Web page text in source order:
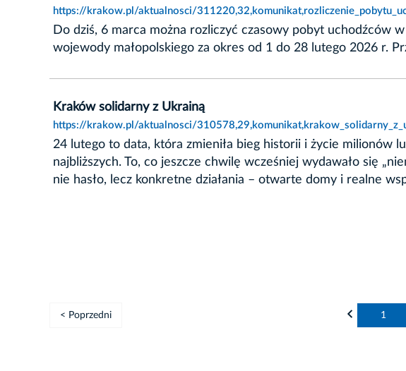
https://krakow.pl/aktualnosci/
Do dziś, 6 marca można rozliczyć czasowy pobyt uchodźców
wojewody małopolskiego za okres od 1 do 28 lutego 2026 r.
Kraków solidarny z Ukrainą
https://krakow.pl/aktualnosci/
24 lutego to data, która zmieniła bieg historii i życie milionów
najbliższych. To, co jeszcze chwilę wcześniej wydawało się
nie hasło, lecz konkretne działania – otwarte domy i realne
< Poprzedni 1